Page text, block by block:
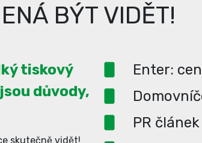
BÝT VIDĚT!
tiskový
důvody,
skutečně vidět!
Enter:
PR